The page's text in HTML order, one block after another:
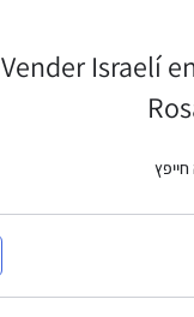
Israelí
חייפץ